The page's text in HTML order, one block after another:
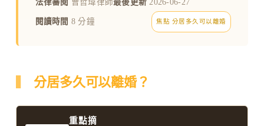
法律審閱 曹哲瑋律師最後更新 2026-06-27
閱讀時間 8 分鐘 焦點 分居多久可以離婚
分居多久可以離婚？
重點摘